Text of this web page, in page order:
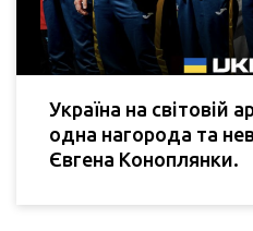
Україна на світовій
одна нагорода та
Євгена Коноплянки.